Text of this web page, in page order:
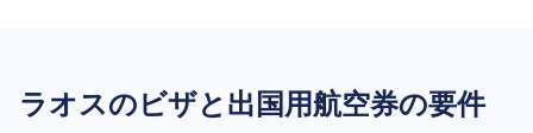
ラオスのビザと出国用航空券の要件